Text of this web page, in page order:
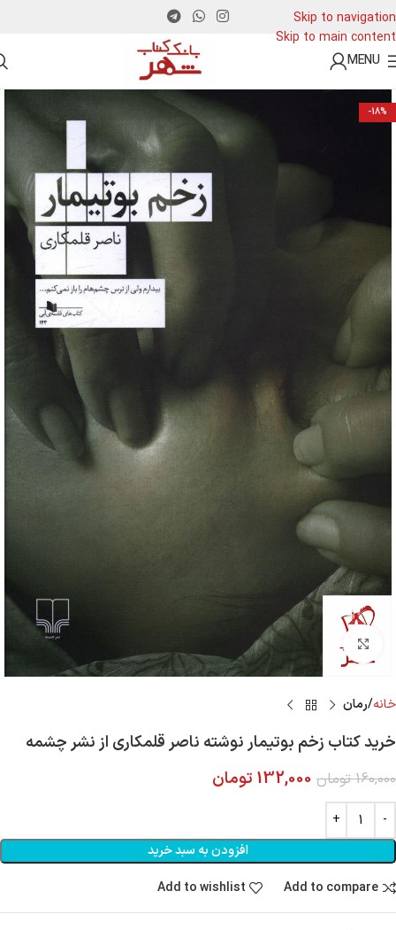
Skip to navigation
Skip to main content
MENU
-18%
Click to enlarge
خانه رمان
خرید کتاب زخم بوتیمار نوشته ناصر قلمکاری از نشر چشمه
160,000 تومان 132,000 تومان
افزودن به سبد خرید
Add to compare
Add to wishlist